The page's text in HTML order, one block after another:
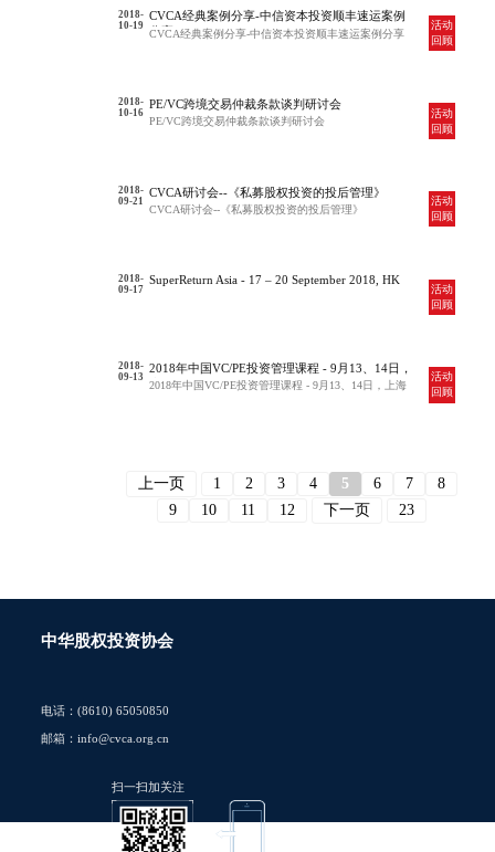
2018-
10-19
活动
回顾
CVCA经典案例分享-中信资本投资顺丰速运案例
分享
CVCA经典案例分享-中信资本投资顺丰速运案例分享
2018-
10-16
活动
回顾
PE/VC跨境交易仲裁条款谈判研讨会
PE/VC跨境交易仲裁条款谈判研讨会
2018-
09-21
活动
回顾
CVCA研讨会--《私募股权投资的投后管理》
CVCA研讨会--《私募股权投资的投后管理》
2018-
09-17
活动
回顾
SuperReturn Asia - 17 – 20 September 2018, HK
2018-
09-13
活动
回顾
2018年中国VC/PE投资管理课程 - 9月13、14日，
上海
2018年中国VC/PE投资管理课程 - 9月13、14日，上海
上一页 1 2 3 4 5 6 7
8
9
10 11 12 下一页 23
中华股权投资协会
电话：(8610) 65050850
邮箱：info@cvca.org.cn
扫一扫加关注